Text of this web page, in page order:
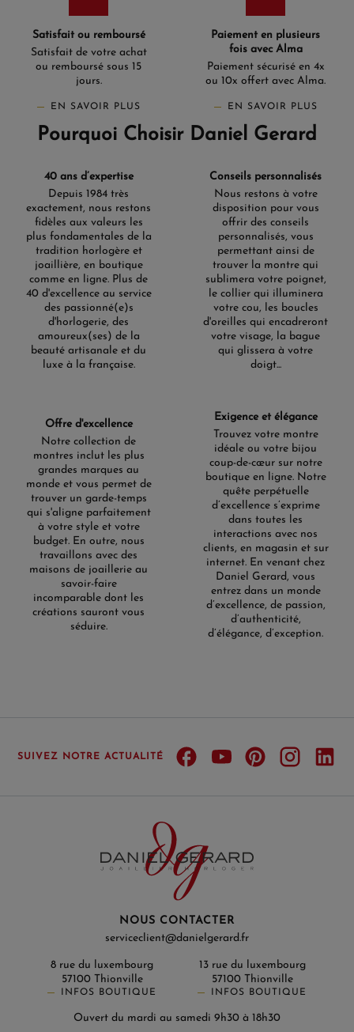
Satisfait ou remboursé
Satisfait de votre achat
ou remboursé sous 15
jours.
EN SAVOIR PLUS
Paiement en plusieurs
fois avec Alma
Paiement sécurisé en 4x
ou 10x offert avec Alma.
EN SAVOIR PLUS
Pourquoi Choisir Daniel Gerard
40 ans d’expertise
Depuis 1984 très
exactement, nous restons
fidèles aux valeurs les
plus fondamentales de la
tradition horlogère et
joaillière, en boutique
comme en ligne. Plus de
40 d'excellence au service
des passionné(e)s
d'horlogerie, des
amoureux(ses) de la
beauté artisanale et du
luxe à la française.
Conseils personnalisés
Nous restons à votre
disposition pour vous
offrir des conseils
personnalisés, vous
permettant ainsi de
trouver la montre qui
sublimera votre poignet,
le collier qui illuminera
votre cou, les boucles
d'oreilles qui encadreront
votre visage, la bague
qui glissera à votre
doigt...
Offre d'excellence
Notre collection de
montres inclut les plus
grandes marques au
monde et vous permet de
trouver un garde-temps
qui s'aligne parfaitement
à votre style et votre
budget. En outre, nous
travaillons avec des
maisons de joaillerie au
savoir-faire
incomparable dont les
créations sauront vous
séduire.
Exigence et élégance
Trouvez votre montre
idéale ou votre bijou
coup-de-cœur sur notre
boutique en ligne. Notre
quête perpétuelle
d’excellence s’exprime
dans toutes les
interactions avec nos
clients, en magasin et sur
internet. En venant chez
Daniel Gerard, vous
entrez dans un monde
d’excellence, de passion,
d’authenticité,
d’élégance, d’exception.
SUIVEZ NOTRE ACTUALITÉ
NOUS CONTACTER
serviceclient@danielgerard.fr
8 rue du luxembourg
57100 Thionville
INFOS BOUTIQUE
13 rue du luxembourg
57100 Thionville
INFOS BOUTIQUE
Ouvert du mardi au samedi 9h30 à 18h30